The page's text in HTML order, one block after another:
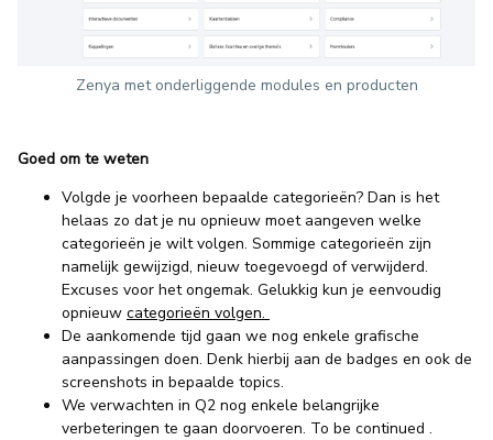
Zenya met onderliggende modules en producten
Goed om te weten
Volgde je voorheen bepaalde categorieën? Dan is het
helaas zo dat je nu opnieuw moet aangeven welke
categorieën je wilt volgen. Sommige categorieën zijn
namelijk gewijzigd, nieuw toegevoegd of verwijderd.
Excuses voor het ongemak. Gelukkig kun je eenvoudig
opnieuw categorieën volgen.
De aankomende tijd gaan we nog enkele grafische
aanpassingen doen. Denk hierbij aan de badges en ook de
screenshots in bepaalde topics.
We verwachten in Q2 nog enkele belangrijke
verbeteringen te gaan doorvoeren. To be continued .